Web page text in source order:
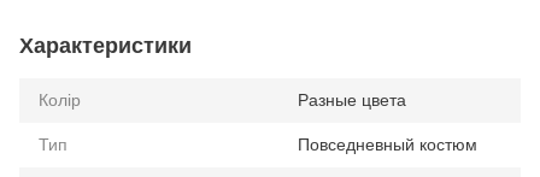
Характеристики
Колір Разные цвета
Тип Повседневный костюм